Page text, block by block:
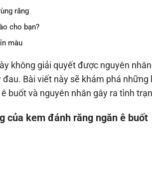
răng
cho bạn?
màu
không giải quyết được nguyên
Bài viết này sẽ khám phá
buốt và nguyên nhân gây ra tình
của kem đánh răng ngăn ê buốt